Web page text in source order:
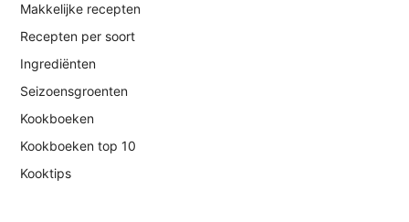
Makkelijke recepten
Recepten per soort
Ingrediënten
Seizoensgroenten
Kookboeken
Kookboeken top 10
Kooktips